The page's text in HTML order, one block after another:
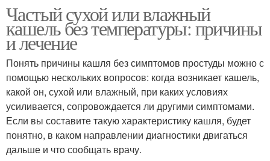
Частый кашель Лающий кашель
Кашель с репризами Острый кашель
Хронический кашель
Неспецифический
Частый сухой или влажный
кашель без температуры: причины
и лечение
Понять причины кашля без симптомов простуды можно с
помощью нескольких вопросов: когда возникает кашель,
какой он, сухой или влажный, при каких условиях
усиливается, сопровождается ли другими симптомами.
Если вы составите такую характеристику кашля, будет
понятно, в каком направлении диагностики двигаться
дальше и что сообщать врачу.